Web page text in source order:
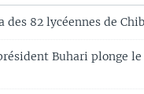
des 82 lycéennes de
Buhari plonge